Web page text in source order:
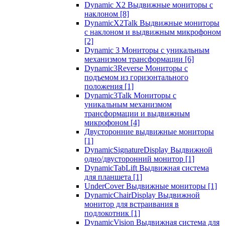
Dynamic X2 Выдвижные мониторы с
наклоном [8]
DynamicX2Talk Выдвижные мониторы
с наклоном и выдвижным микрофоном
[2]
Dynamic 3 Мониторы с уникальным
механизмом трансформации [6]
Dynamic3Reverse Мониторы с
подъемом из горизонтального
положения [1]
Dynamic3Talk Мониторы с
уникальным механизмом
трансформации и выдвижным
микрофоном [4]
Двусторонние выдвижные мониторы
[1]
DynamicSignatureDisplay Выдвижной
одно/двусторонний монитор [1]
DynamicTabLift Выдвижная система
для планшета [1]
UnderCover Выдвижные мониторы [1]
DynamicChairDisplay Выдвижной
монитор для встраивания в
подлокотник [1]
DynamicVision Выдвижная система для